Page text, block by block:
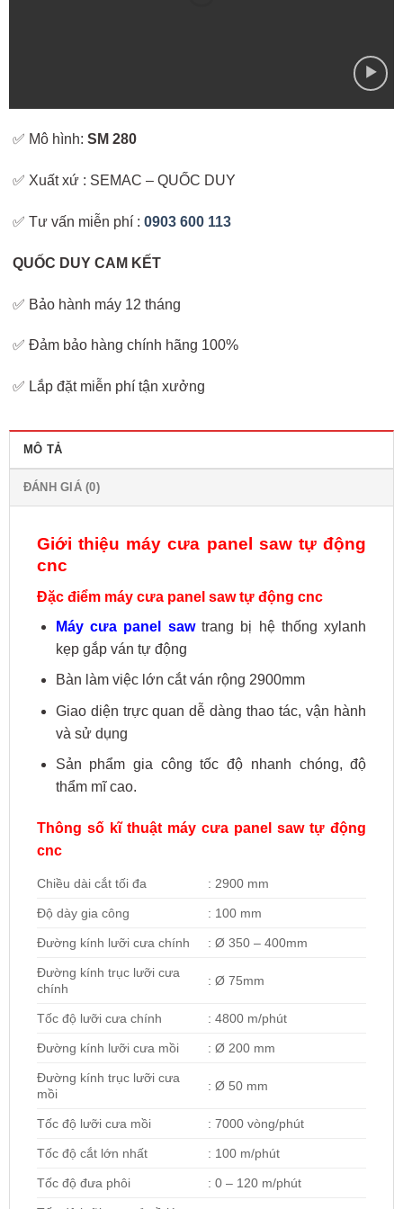
✅ Mô hình:SM 280
✅ Xuất xứ : SEMAC – QUỐC DUY
✅ Tư vấn miễn phí :0903 600 113
QUỐC DUY CAM KẾT
✅ Bảo hành máy 12 tháng
✅ Đảm bảo hàng chính hãng 100%
✅ Lắp đặt miễn phí tận xưởng
MÔ TẢ
ĐÁNH GIÁ (0)
Giới thiệu máy cưa panel saw tự động
cnc
Đặc điểm máy cưa panel saw tự động cnc
Máy cưa panel sawtrang bị hệ thống xylanh
kẹp gắp ván tự động
Bàn làm việc lớn cắt ván rộng 2900mm
Giao diện trực quan dễ dàng thao tác, vận hành
và sử dụng
Sản phẩm gia công tốc độ nhanh chóng, độ
thẩm mĩ cao.
Thông số kĩ thuật máy cưa panel saw tự động
cnc
Chiều dài cắt tối đa : 2900 mm
Độ dày gia công : 100 mm
Đường kính lưỡi cưa chính : Ø 350 – 400mm
Đường kính trục lưỡi cưa
chính
: Ø 75mm
Tốc độ lưỡi cưa chính : 4800 m/phút
Đường kính lưỡi cưa mồi : Ø 200 mm
Đường kính trục lưỡi cưa
mồi
: Ø 50 mm
Tốc độ lưỡi cưa mồi : 7000 vòng/phút
Tốc độ cắt lớn nhất : 100 m/phút
Tốc độ đưa phôi : 0 – 120 m/phút